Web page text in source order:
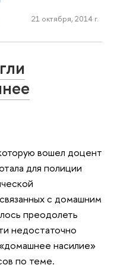
21 октября, 2014 г.
вошел доцент
для полиции
с домашним
преодолеть
недостаточно
насилие»
по теме.